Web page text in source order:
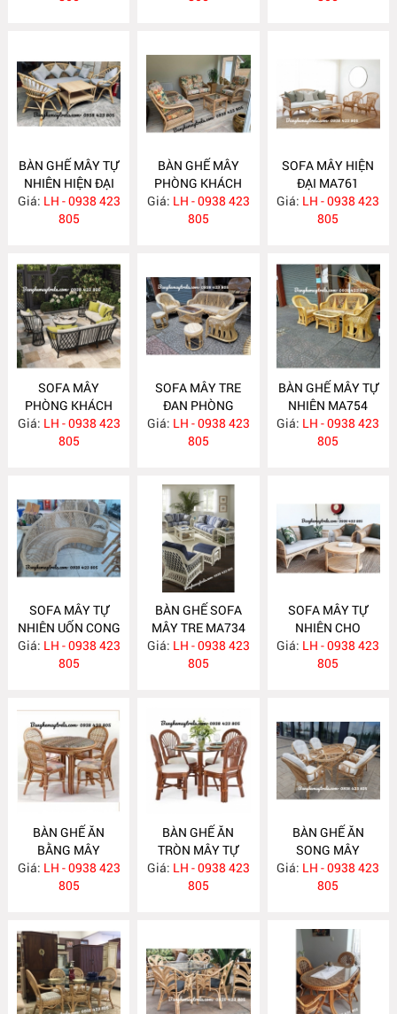
BÀN GHẾ MÂY TỰ
NHIÊN HIỆN ĐẠI
MA763
Giá: LH - 0938 423
805
BÀN GHẾ MÂY
PHÒNG KHÁCH
MA762
Giá: LH - 0938 423
805
SOFA MÂY HIỆN
ĐẠI MA761
Giá: LH - 0938 423
805
SOFA MÂY
PHÒNG KHÁCH
MA760
Giá: LH - 0938 423
805
SOFA MÂY TRE
ĐAN PHÒNG
KHÁCH MA755
Giá: LH - 0938 423
805
BÀN GHẾ MÂY TỰ
NHIÊN MA754
Giá: LH - 0938 423
805
SOFA MÂY TỰ
NHIÊN UỐN CONG
MA743
Giá: LH - 0938 423
805
BÀN GHẾ SOFA
MÂY TRE MA734
Giá: LH - 0938 423
805
SOFA MÂY TỰ
NHIÊN CHO
PHÒNG KHÁCH
MA733
Giá: LH - 0938 423
805
BÀN GHẾ ĂN
BẰNG MÂY
MA732
Giá: LH - 0938 423
805
BÀN GHẾ ĂN
TRÒN MÂY TỰ
NHIÊN MA731
Giá: LH - 0938 423
805
BÀN GHẾ ĂN
SONG MÂY
MA730
Giá: LH - 0938 423
805